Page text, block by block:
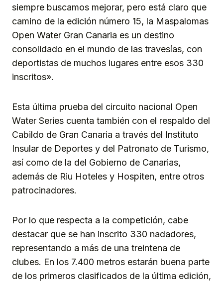
siempre buscamos mejorar, pero está claro que
camino de la edición número 15, la Maspalomas
Open Water Gran Canaria es un destino
consolidado en el mundo de las travesías, con
deportistas de muchos lugares entre esos 330
inscritos».
Esta última prueba del circuito nacional Open
Water Series cuenta también con el respaldo del
Cabildo de Gran Canaria a través del Instituto
Insular de Deportes y del Patronato de Turismo,
así como de la del Gobierno de Canarias,
además de Riu Hoteles y Hospiten, entre otros
patrocinadores.
Por lo que respecta a la competición, cabe
destacar que se han inscrito 330 nadadores,
representando a más de una treintena de
clubes. En los 7.400 metros estarán buena parte
de los primeros clasificados de la última edición,